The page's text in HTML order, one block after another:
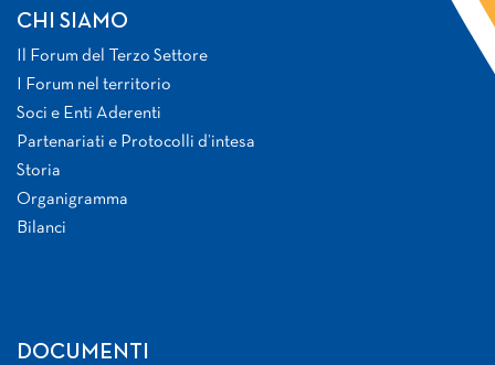
CHI SIAMO
Il Forum del Terzo Settore
I Forum nel territorio
Soci e Enti Aderenti
Partenariati e Protocolli d’intesa
Storia
Organigramma
Bilanci
DOCUMENTI